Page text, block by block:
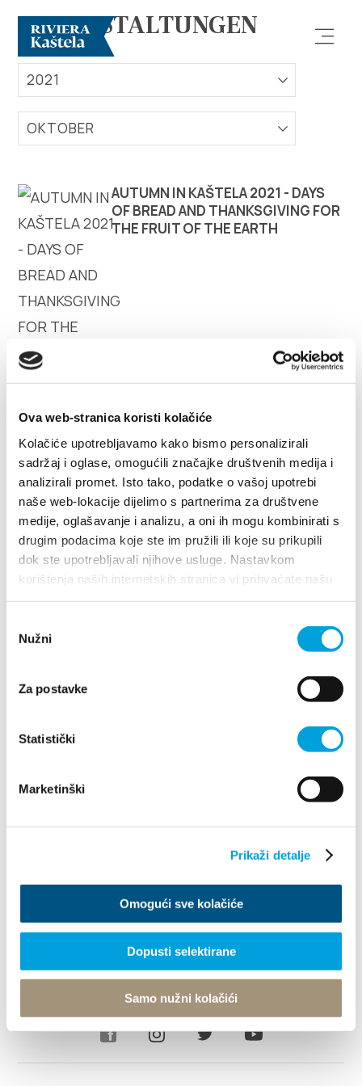
Ova web-stranica koristi kolačiće
Kolačiće upotrebljavamo kako bismo personalizirali
sadržaj i oglase, omogućili značajke društvenih medija i
analizirali promet. Isto tako, podatke o vašoj upotrebi
naše web-lokacije dijelimo s partnerima za društvene
medije, oglašavanje i analizu, a oni ih mogu kombinirati s
drugim podacima koje ste im pružili ili koje su prikupili
dok ste upotrebljavali njihove usluge. Nastavkom
korištenja naših internetskih stranica vi prihvaćate našu
pristanka
Nužni
Za postavke
Statistički
Marketinški
Prikaži detalje
Omogući sve kolačiće
Dopusti selektirane
Samo nužni kolačići
Erforsche
Destination
Was kann man machen
Info
Multimedia
Turistički ured
Safe in Dalmatia
de
+385 21 227 933
Villa Nika, Kamberovo šetalište 30,
21216 Kaštel Stari, Hrvatska
Richtungen
VERANSTALTUNGEN
2021
OKTOBER
AUTUMN IN KAŠTELA 2021 - DAYS
OF BREAD AND THANKSGIVING FOR
THE FRUIT OF THE EARTH
Villa Nika, Kamberovo šetalište 30
21216 Kaštel Stari, Hrvatska
Richtungen
Erforsche
Destination
Was kann man machen
Turistički ured
© TZ Kastela 2022 Cookie-Richtlinie Developed by:Nove vibracije
Design by:Signed Design